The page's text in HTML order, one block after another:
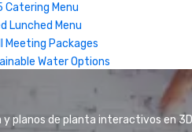
Catering Menu
Lunched Menu
Meeting Packages
Water Options
planos de planta interactivos en